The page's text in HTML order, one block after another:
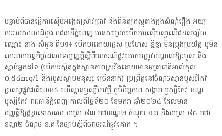
បន្ទាប់ពីបានធ្វើការស៊ើបអង្កេតស្រាវជ្រាវ និងពិនិត្យភស្តុតាងក្នុងសំណុំរឿង អយ្យ
ការអមសាលាដំបូង រាជធានីភ្នំពេញ បានសម្រេចបើកការស៊ើបសួរលើជនសង្ស័យ
ឈ្មោះ នាង សំអូន ពីបទ៖ បើកបរដោយធ្វេស ប្រហែស ខ្ជីខ្ជា មិនប្រុងប្រយ័ត្ន ឬមិន
គោរពកាតព្វកិច្ចដែលបទប្បញ្ញត្តិស្តីពីចរាចរណ៍ផ្លូវគោកតម្រូវបណ្តាលឱ្យរបួស និង
ស្លាប់អ្នកដទៃ (បើកបរស្ថិតក្នុងស្ថានភាពស្រវឹងដោយមានអត្រាជាតិអាល់កុល
០.៥៤mg/l និងរបួសស្លាប់មនុស្ស ច្រើននាក់) ប្រព្រឹត្តនៅចំណុចស្ពានឫស្សីកែវ
ប្រសព្វផ្លូវជាតិលេខ៥ លើស្ពានឫស្សីកែវថ្មី ភូមិមិត្តភាព សង្កាត ឫស្សីកែវ ខណ្ឌ
ឫស្សីកែវ រាជធានីភ្នំពេញ កាលពីថ្ងៃទី២០ ខែមករា ឆ្នាំ២០២៤ ដែលមាន
បញ្ញត្តិឱ្យផ្តន្ទាទោសតាម មាត្រា ៨៣ កថាខណ្ឌ២ ចំណុច ខ.គ និងមាត្រា ៨៥ កថា
ខណ្ឌ២ ចំណុច ខ.គ នៃច្បាប់ស្តីពីចរាចរណ៍ផ្លូវគោក ។